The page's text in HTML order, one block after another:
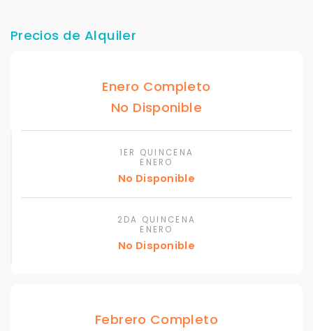
Precios de Alquiler
Enero Completo
No Disponible
1ER QUINCENA
ENERO
No Disponible
2DA QUINCENA
ENERO
No Disponible
Febrero Completo